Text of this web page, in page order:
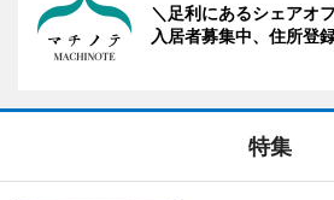
＼足利にあるシェアオ
入居者募集中、住所登
特集